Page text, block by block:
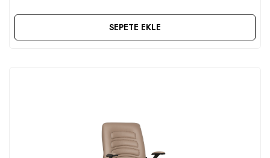
SEPETE EKLE